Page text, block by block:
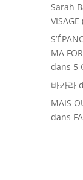
Sarah
VISAGE
MA
dans 5
바카라
MAIS
dans